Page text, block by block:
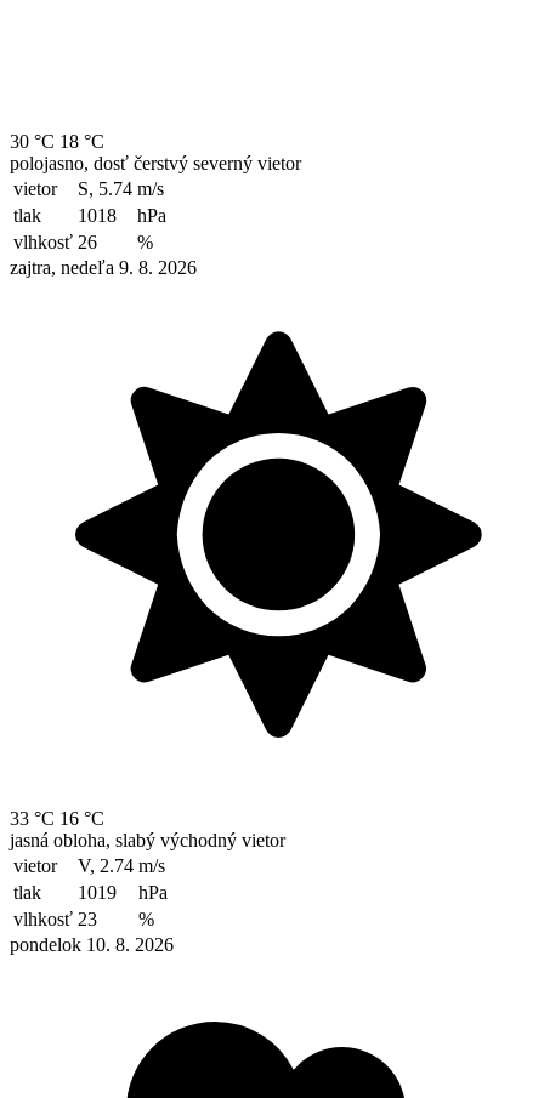
30 °C 18 °C
polojasno, dosť čerstvý severný vietor
vietor
S, 5.74 m/s
tlak
1018
hPa
vlhkosť 26
%
zajtra, nedeľa 9. 8. 2026
33 °C 16 °C
jasná obloha, slabý východný vietor
vietor
V, 2.74 m/s
tlak
1019
hPa
vlhkosť 23
%
pondelok 10. 8. 2026